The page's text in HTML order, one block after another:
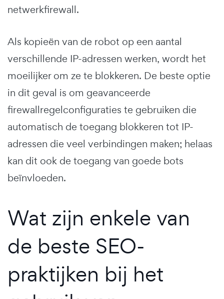
netwerkfirewall.
Als kopieën van de robot op een aantal
verschillende IP-adressen werken, wordt het
moeilijker om ze te blokkeren. De beste optie
in dit geval is om geavanceerde
firewallregelconfiguraties te gebruiken die
automatisch de toegang blokkeren tot IP-
adressen die veel verbindingen maken; helaas
kan dit ook de toegang van goede bots
beïnvloeden.
Wat zijn enkele van
de beste SEO-
praktijken bij het